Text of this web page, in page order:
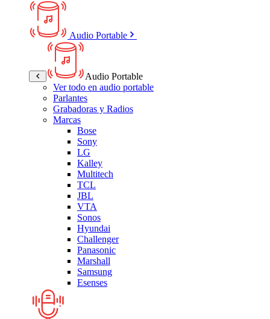
Audio Portable
Audio Portable
Ver todo en audio portable
Parlantes
Grabadoras y Radios
Marcas
Bose
Sony
LG
Kalley
Multitech
TCL
JBL
VTA
Sonos
Hyundai
Challenger
Panasonic
Marshall
Samsung
Esenses